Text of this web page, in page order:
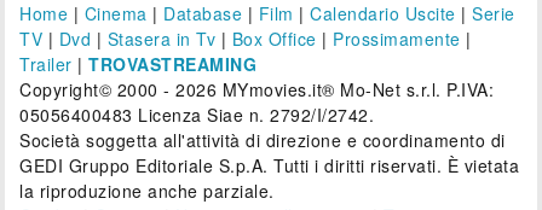
Home | Cinema | Database | Film |Calendario Uscite |Serie
TV | Dvd | Stasera in Tv | Box Office | Prossimamente |
Trailer |TROVASTREAMING
Copyright© 2000 - 2026 MYmovies.it® Mo-Net s.r.l. P.IVA:
05056400483 Licenza Siae n. 2792/I/2742.
Società soggetta all'attività di direzione e coordinamento di
GEDI Gruppo Editoriale S.p.A. Tutti i diritti riservati. È vietata
la riproduzione anche parziale.